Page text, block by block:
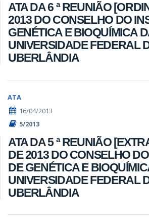
ATA DA 6 ª REUNIÃO
2013 DO CONSELHO DO
GENÉTICA E BIOQUÍMICA
UNIVERSIDADE FEDERAL
UBERLÂNDIA
ATA
16/04/2013
5/2013
ATA DA 5 ª REUNIÃO
DE 2013 DO CONSELHO
DE GENÉTICA E
UNIVERSIDADE FEDERAL
UBERLÂNDIA